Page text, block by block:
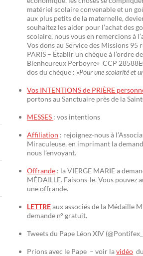
matériel scolaire convenable et un
aux plus petits de la maternelle,
souhaitez les aider pour l’achat des
scolaire, nous vous en remercions à
Vos dons au Service des Missions 95
PARIS – Établir un chèque à l’ordre
Bienheureux Perboyre» CCP
dos du chèque : »Pour une scolarité et
Vos INTENTIONS de PRIÈRE
portons au Sanctuaire près de la
MESSES : vos intentions
Affiliation : rejoignez-nous à
Miraculeuse, en imprimant la
nous l’envoyant.
Offrande : la VIERGE MARIE a
MÉDAILLE. Faisons-le. Vous pouvez
une offrande.
LETTREaux associés de la Médaille
demande n° gratuit.
Tweets du Pape Léon XIV
Prions avec le Pape – voir lavidéo